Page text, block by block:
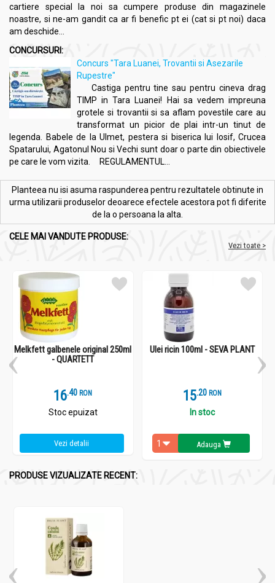
cartiere special la noi sa cumpere produse din magazinele
noastre, si ne-am gandit ca ar fi benefic pt ei (cat si pt noi) daca
am deschide...
CONCURSURI:
Concurs "Tara Luanei, Trovantii si Asezarile
Rupestre"
Castiga pentru tine sau pentru cineva drag
TIMP in Tara Luanei! Hai sa vedem impreuna
grotele si trovantii si sa aflam povestile care au
transformat un picior de plai intr-un tinut de
legenda. Babele de la Ulmet, pestera si biserica lui Iosif, Crucea
Spatarului, Agatonul Nou si Vechi sunt doar o parte din obiectivele
pe care le vom vizita. REGULAMENTUL...
Planteea nu isi asuma raspunderea pentru rezultatele obtinute in
urma utilizarii produselor deoarece efectele acestora pot fi diferite
de la o persoana la alta.
CELE MAI VANDUTE PRODUSE:
Vezi toate >
Melkfett galbenele original 250ml
- QUARTETT
16.4 RON
Stoc epuizat
Vezi detalii
Ulei ricin 100ml - SEVA PLANT
15.2 RON
In stoc
Adauga
PRODUSE VIZUALIZATE RECENT: